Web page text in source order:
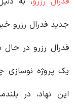
جدید فدرال رزرو
فدرال رزرو در
یک پروژه نوسازی
این نهاد، در